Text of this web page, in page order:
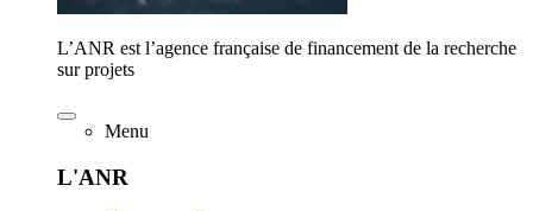
L’ANR est l’agence française de financement de la recherche
sur projets
Menu
L'ANR